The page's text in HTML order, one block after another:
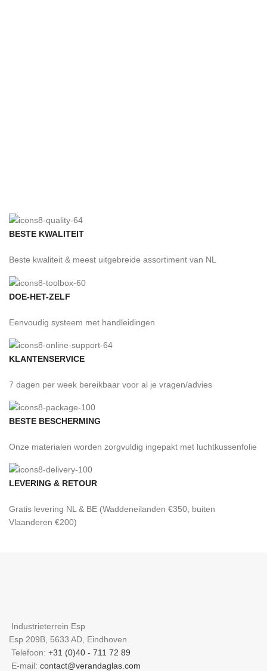
BESTE KWALITEIT
Beste kwaliteit & meest uitgebreide assortiment van NL
DOE-HET-ZELF
Eenvoudig systeem met handleidingen
KLANTENSERVICE
7 dagen per week bereikbaar voor al je vragen/advies
BESTE BESCHERMING
Onze materialen worden zorgvuldig ingepakt met luchtkussenfolie
LEVERING & RETOUR
Gratis levering NL & BE (Waddeneilanden €350, buiten
Vlaanderen €200)
Industrieterrein Esp
Esp 209B, 5633 AD, Eindhoven
Telefoon: +31 (0)40 - 711 72 89
E-mail: contact@verandaglas.com